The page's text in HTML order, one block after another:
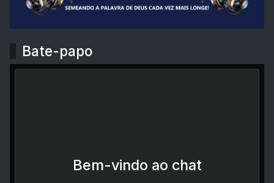
Bate-papo
Bem-vindo ao chat